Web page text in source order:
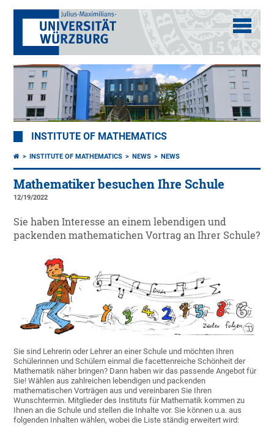
INSTITUTE OF MATHEMATICS
INSTITUTE OF MATHEMATICS NEWS NEWS
Mathematiker besuchen Ihre Schule
12/19/2022
Sie haben Interesse an einem lebendigen und
packenden mathematichen Vortrag an Ihrer Schule?
Sie sind Lehrerin oder Lehrer an einer Schule und möchten Ihren
Schülerinnen und Schülern einmal die facettenreiche Schönheit der
Mathematik näher bringen? Dann haben wir das passende Angebot für
Sie! Wählen aus zahlreichen lebendigen und packenden
mathematischen Vorträgen aus und vereinbaren Sie Ihren
Wunschtermin. Mitglieder des Instituts für Mathematik kommen zu
Ihnen an die Schule und stellen die Inhalte vor. Sie können u.a. aus
folgenden Inhalten wählen, wobei die Liste ständig erweitert wird: